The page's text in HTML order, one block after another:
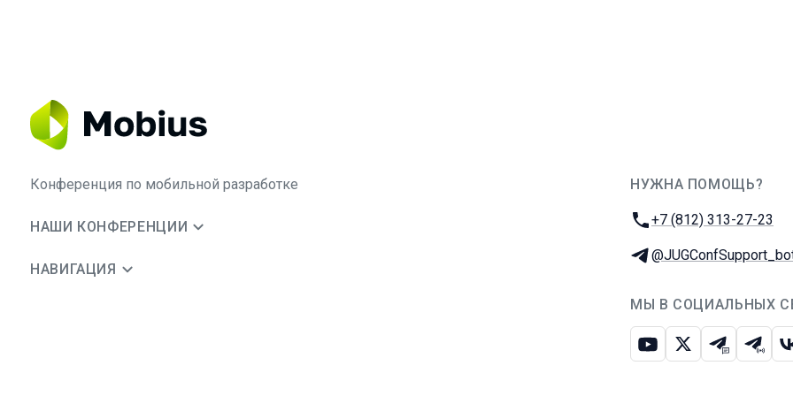
Конференция по мобильной разработке
НАШИ КОНФЕРЕНЦИИ
НАВИГАЦИЯ
НУЖНА ПОМОЩЬ?
Телефон:
+7 (812) 313-27-23
Телеграм:
МЫ В СОЦИАЛЬНЫХ
ЮтубИкс Телеграм-